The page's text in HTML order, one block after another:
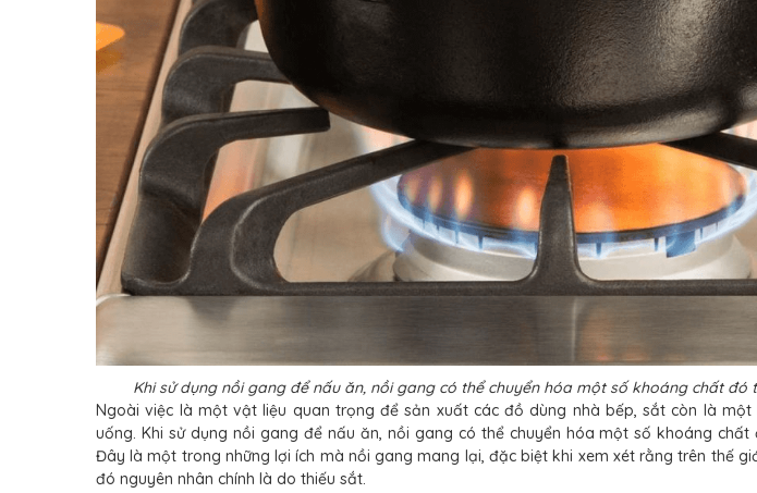
Khi sử dụng nồi gang để nấu ăn, nồi gang có thể chuyển hóa một số khoáng chất đó
Ngoài việc là một vật liệu quan trọng để sản xuất các đồ dùng nhà bếp, sắt còn là
uống. Khi sử dụng nồi gang để nấu ăn, nồi gang có thể chuyển hóa một số khoáng
Đây là một trong những lợi ích mà nồi gang mang lại, đặc biệt khi xem xét rằng trên thế
đó nguyên nhân chính là do thiếu sắt.